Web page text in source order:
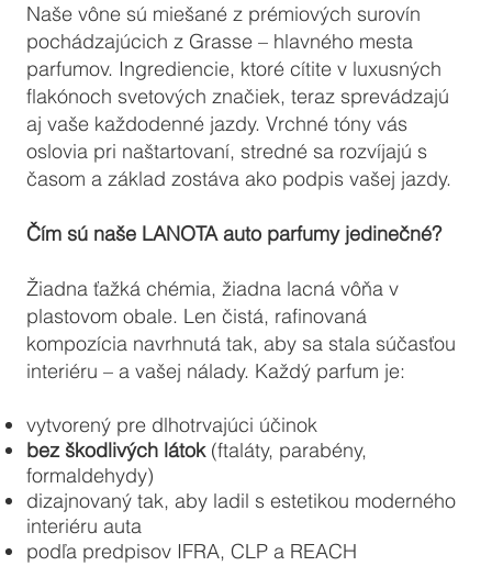
Naše vône sú miešané z prémiových surovín
pochádzajúcich z Grasse – hlavného mesta
parfumov. Ingrediencie, ktoré cítite v luxusných
flakónoch svetových značiek, teraz sprevádzajú
aj vaše každodenné jazdy. Vrchné tóny vás
oslovia pri naštartovaní, stredné sa rozvíjajú s
časom a základ zostáva ako podpis vašej jazdy.
Čím sú naše LANOTA auto parfumy jedinečné?
Žiadna ťažká chémia, žiadna lacná vôňa v
plastovom obale. Len čistá, rafinovaná
kompozícia navrhnutá tak, aby sa stala súčasťou
interiéru – a vašej nálady. Každý parfum je:
vytvorený pre dlhotrvajúci účinok
bez škodlivých látok(ftaláty, parabény,
formaldehydy)
dizajnovaný tak, aby ladil s estetikou moderného
interiéru auta
podľa predpisov IFRA, CLP a REACH